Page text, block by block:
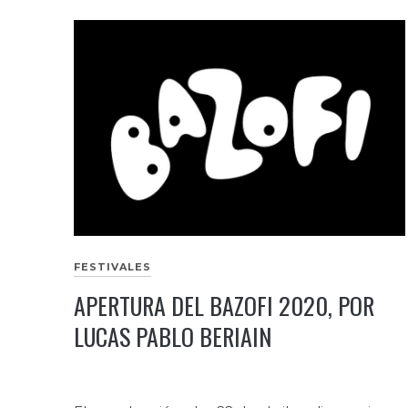
FESTIVALES
APERTURA DEL BAZOFI 2020, POR
LUCAS PABLO BERIAIN